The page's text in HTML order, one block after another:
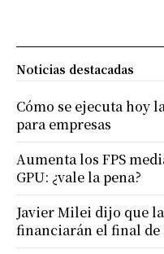
Noticias destacadas
Cómo se ejecuta hoy
para empresas
Aumenta los FPS
GPU: ¿vale la pena?
Javier Milei dijo que
financiarán el final de